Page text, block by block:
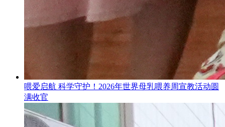
喂爱启航 科学守护！2026年世界母乳喂养周宣教活动圆
满收官